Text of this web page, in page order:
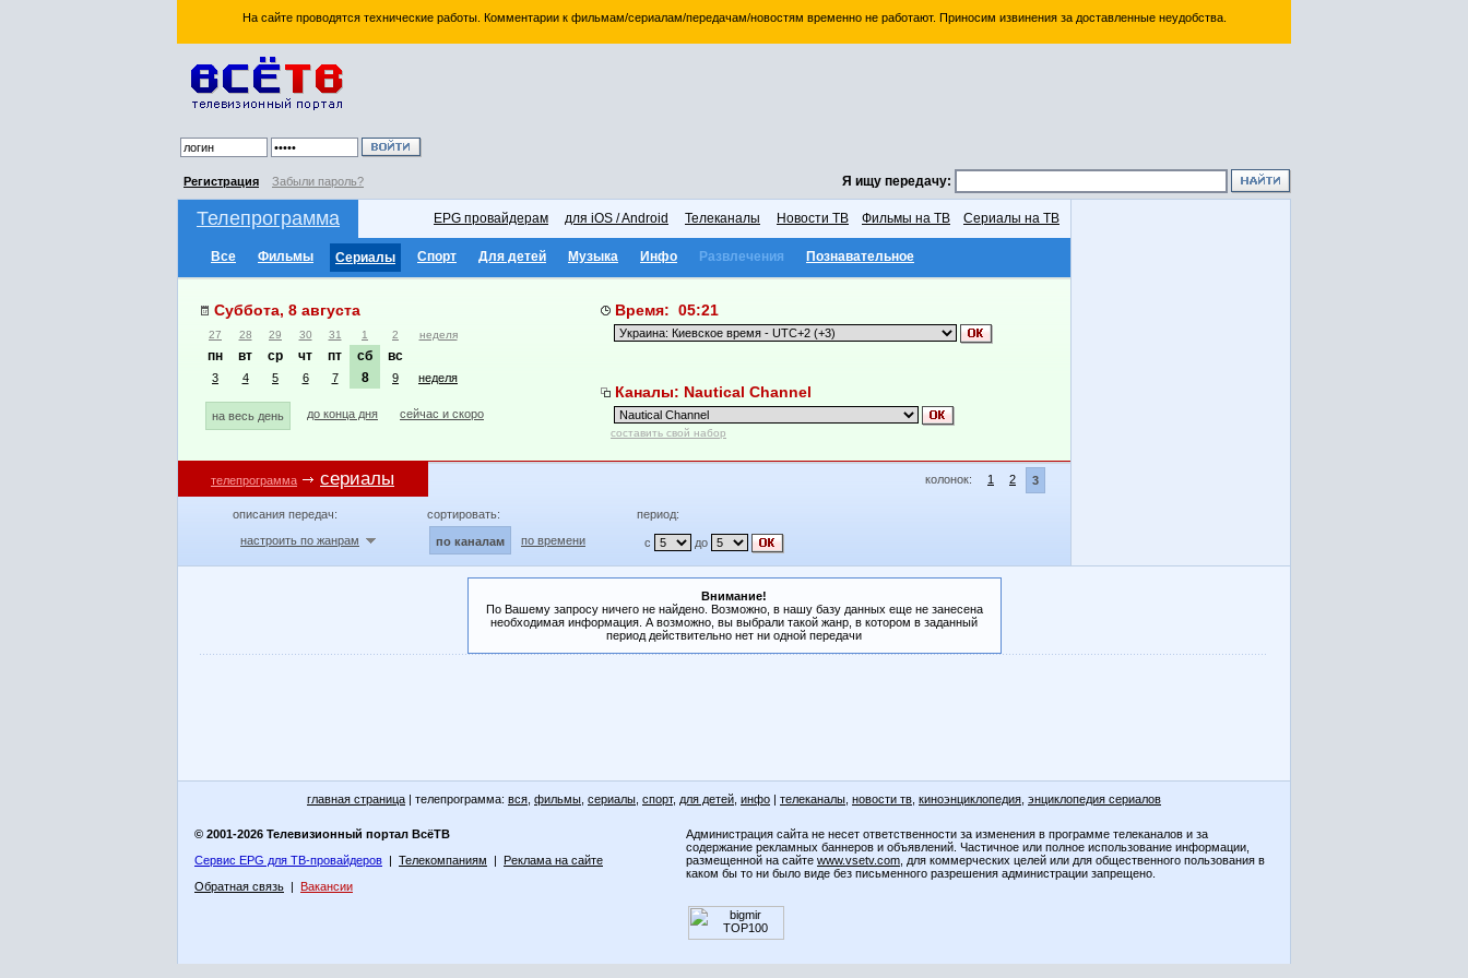
На сайте проводятся технические работы. Комментарии к фильмам/сериалам/передачам/новостям временно не работают. Приносим извинения за доставленные неудобства.
Регистрация Забыли пароль? Я ищу передачу:
Телепрограмма EPG провайдерам для iOS / Android Телеканалы Новости ТВ Фильмы на ТВ Сериалы на ТВ
Все Фильмы Сериалы Спорт Для детей Музыка Инфо Развлечения Познавательное
Суббота, 8 августа
27 28 29 30 31 1 2 неделя
пн вт ср чт пт сб вс
3 4 5 6 7 8 9 неделя
на весь день до конца дня сейчас и скоро
Время: 05:21
Каналы: Nautical Channel
составить свой набор
телепрограмма сериалы колонок: 1 2 3
описания передач:
настроить по жанрам
сортировать:
по каналам по времени
период:
с до
Внимание!
По Вашему запросу ничего не найдено. Возможно, в нашу базу данных еще не занесена
необходимая информация. А возможно, вы выбрали такой жанр, в котором в заданный
период действительно нет ни одной передачи
главная страница | телепрограмма: вся фильмы сериалы спорт, для детей инфо | телеканалы новости тв киноэнциклопедия энциклопедия сериалов
© 2001-2026 Телевизионный портал ВсёТВ
Сервис EPG для ТВ-провайдеров | Телекомпаниям | Реклама на сайте
Обратная связь | Вакансии
Администрация сайта не несет ответственности за изменения в программе телеканалов и за
содержание рекламных баннеров и объявлений. Частичное или полное использование информации,
размещенной на сайте www.vsetv.com , для коммерческих целей или для общественного пользования в
каком бы то ни было виде без письменного разрешения администрации запрещено.